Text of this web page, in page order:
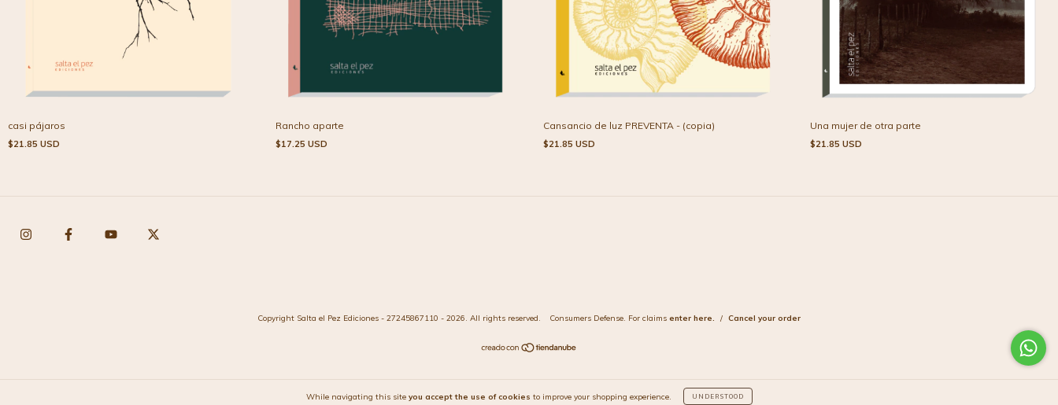
While navigating this site you accept the use of cookies to improve your shopping experience. UNDERSTOOD
casi pájaros
$21.85 USD
Rancho aparte
$17.25 USD
Cansancio de luz PREVENTA - (copia)
$21.85 USD
Una mujer de otra parte
$21.85 USD
Copyright Salta el Pez Ediciones - 27245867110 - 2026. All rights reserved. Consumers Defense. For claims enter here. / Cancel your order